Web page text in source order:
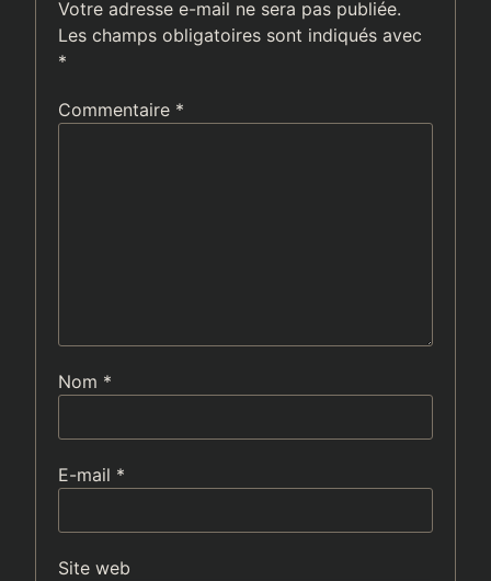
Votre adresse e-mail ne sera pas publiée.
Les champs obligatoires sont indiqués avec
*
Commentaire *
Nom *
E-mail *
Site web